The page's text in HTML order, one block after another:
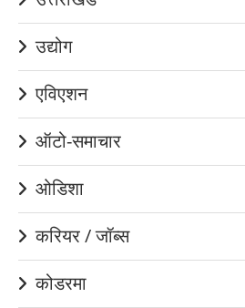
उद्योग
एविएशन
ऑटो-समाचार
ओडिशा
करियर / जॉब्स
कोडरमा